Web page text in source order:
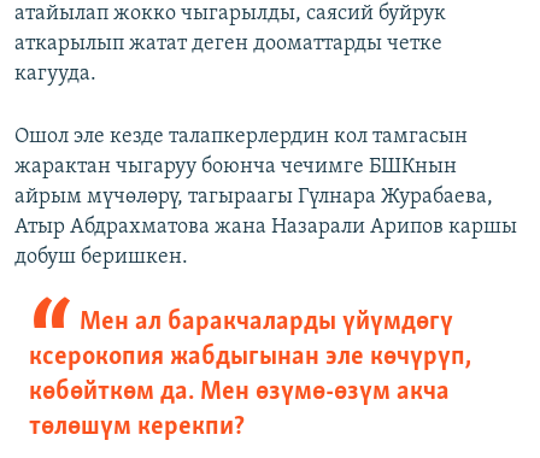
атайылап жокко чыгарылды, саясий буйрук
аткарылып жатат деген дооматтарды четке
кагууда.
Ошол эле кезде талапкерлердин кол тамгасын
жарактан чыгаруу боюнча чечимге БШКнын
айрым мүчөлөрү, тагыраагы Гүлнара Журабаева,
Атыр Абдрахматова жана Назарали Арипов каршы
добуш беришкен.
Мен ал баракчаларды үйүмдөгү
ксерокопия жабдыгынан эле көчүрүп,
көбөйткөм да. Мен өзүмө-өзүм акча
төлөшүм керекпи?